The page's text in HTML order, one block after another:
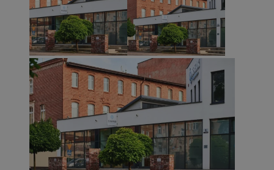
Niezbędne pliki cookie umożliwiają korzystanie z podstawowych
takich jak logowanie użytkownika i zarządzanie kontem. Bez
można prawidłowo korzystać ze strony internetowej.
Nazwa
Provider/
Domena
SessID
zabrze.com.pl
QeSessID
MvSessID zabrze.com.pl